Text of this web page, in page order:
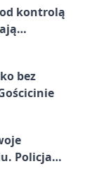
kontrolą
bez
Policja